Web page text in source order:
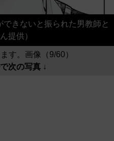
できないと振られた男教師と
提供）
す。画像（9/60）
次の写真 ↓